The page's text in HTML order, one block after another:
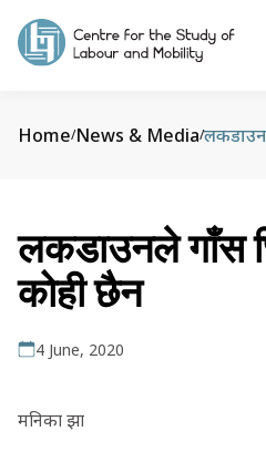
Home/News & Media/
लकडाउनले गाँस
कोही छैन
4 June, 2020
मनिका झा